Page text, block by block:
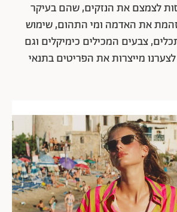
לצמצם את הנזקים, שהם בעיקר
את האדמה ומי התהום, שימוש
צבעים המכילים כימיקלים וגם
מייצרות את הפריטים בתנאי